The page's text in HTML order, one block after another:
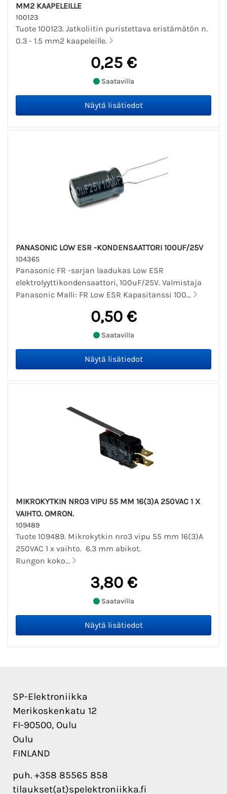
MM2 KAAPELEILLE
100123
Tuote 100123. Jatkoliitin puristettava eristämätön n.
0.3 - 1.5 mm2 kaapeleille.
0,25 €
Saatavilla
PANASONIC LOW ESR -KONDENSAATTORI 100UF/25V
104365
Panasonic FR -sarjan laadukas Low ESR
elektrolyyttikondensaattori, 100uF/25V. Valmistaja
Panasonic Malli: FR Low ESR Kapasitanssi 100...
0,50 €
Saatavilla
MIKROKYTKIN NRO3 VIPU 55 MM 16(3)A 250VAC 1 X
VAIHTO. OMRON.
109489
Tuote 109489. Mikrokytkin nro3 vipu 55 mm 16(3)A
250VAC 1 x vaihto. 6.3 mm abikot.
Rungon koko...
3,80 €
Saatavilla
SP-Elektroniikka
Merikoskenkatu 12
FI-90500, Oulu
Oulu
FINLAND
puh. +358 85565 858
tilaukset(at)spelektroniikka.fi